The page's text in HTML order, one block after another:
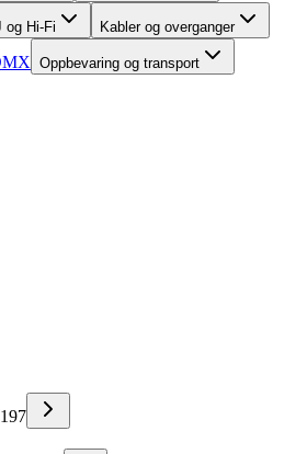
og Hi-Fi Kabler og overganger
Oppbevaring og transport
197